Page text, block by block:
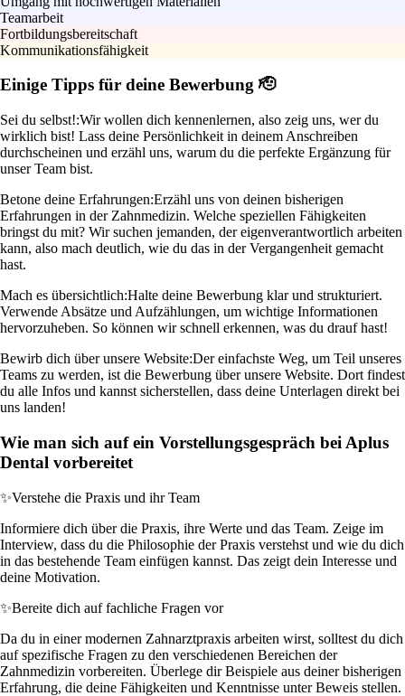
Teamarbeit
Fortbildungsbereitschaft
Kommunikationsfähigkeit
Einige Tipps für deine Bewerbung 🫡
Sei du selbst!:Wir wollen dich kennenlernen, also zeig uns, wer du
wirklich bist! Lass deine Persönlichkeit in deinem Anschreiben
durchscheinen und erzähl uns, warum du die perfekte Ergänzung für
unser Team bist.
Betone deine Erfahrungen:Erzähl uns von deinen bisherigen
Erfahrungen in der Zahnmedizin. Welche speziellen Fähigkeiten
bringst du mit? Wir suchen jemanden, der eigenverantwortlich arbeiten
kann, also mach deutlich, wie du das in der Vergangenheit gemacht
hast.
Mach es übersichtlich:Halte deine Bewerbung klar und strukturiert.
Verwende Absätze und Aufzählungen, um wichtige Informationen
hervorzuheben. So können wir schnell erkennen, was du drauf hast!
Bewirb dich über unsere Website:Der einfachste Weg, um Teil unseres
Teams zu werden, ist die Bewerbung über unsere Website. Dort findest
du alle Infos und kannst sicherstellen, dass deine Unterlagen direkt bei
uns landen!
Wie man sich auf ein Vorstellungsgespräch bei Aplus
Dental vorbereitet
✨Verstehe die Praxis und ihr Team
Informiere dich über die Praxis, ihre Werte und das Team. Zeige im
Interview, dass du die Philosophie der Praxis verstehst und wie du dich
in das bestehende Team einfügen kannst. Das zeigt dein Interesse und
deine Motivation.
✨Bereite dich auf fachliche Fragen vor
Da du in einer modernen Zahnarztpraxis arbeiten wirst, solltest du dich
auf spezifische Fragen zu den verschiedenen Bereichen der
Zahnmedizin vorbereiten. Überlege dir Beispiele aus deiner bisherigen
Erfahrung, die deine Fähigkeiten und Kenntnisse unter Beweis stellen.